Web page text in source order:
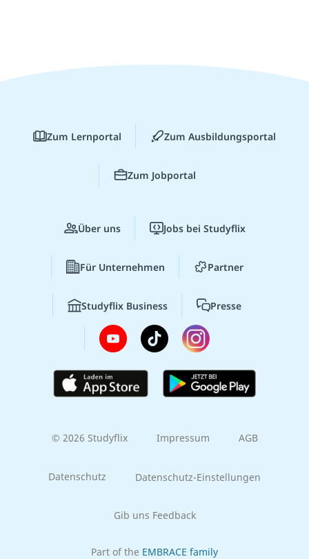
Zum Lernportal Zum Ausbildungsportal
Zum Jobportal
Über uns Jobs bei Studyflix
Für Unternehmen Partner
Studyflix Business Presse
© 2026 Studyflix Impressum AGB
Datenschutz Datenschutz-Einstellungen
Gib uns Feedback
Part of the EMBRACE family